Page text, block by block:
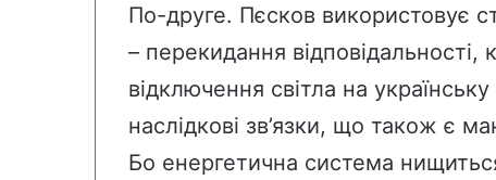
По-друге. Пєсков використовує
– перекидання
відключення світла на
наслідкові зв’язки, що також є
Бо енергетична система